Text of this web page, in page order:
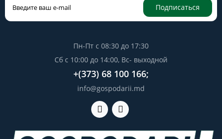
Подписаться
Пн-Пт с 08:30 до 17:30
Сб с 10:00 до 14:00, Вс- выходной
+(373) 68 100 166;
info@gospodarii.md